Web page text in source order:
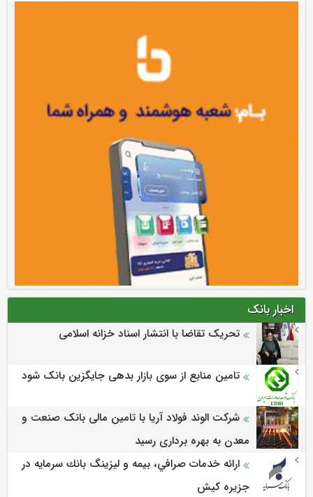
اخبار بانک
تحریک تقاضا با انتشار اسناد خزانه اسلامی
تامین منابع از سوی بازار بدهی جایگزین بانک شود
شرکت الوند فولاد آریا با تامین مالی بانک صنعت و
معدن به بهره برداری رسید
ارائه خدمات صرافي، بيمه و ليزينگ بانك سرمايه در
جزيره كيش